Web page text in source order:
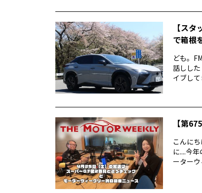
【ス
で箱根
ども。
話しし
イブし
【第
こんに
に....今
ーター